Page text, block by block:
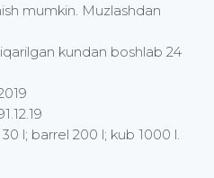
mumkin. Muzlashdan
kundan boshlab 24
l; barrel 200 l; kub 1000 l.